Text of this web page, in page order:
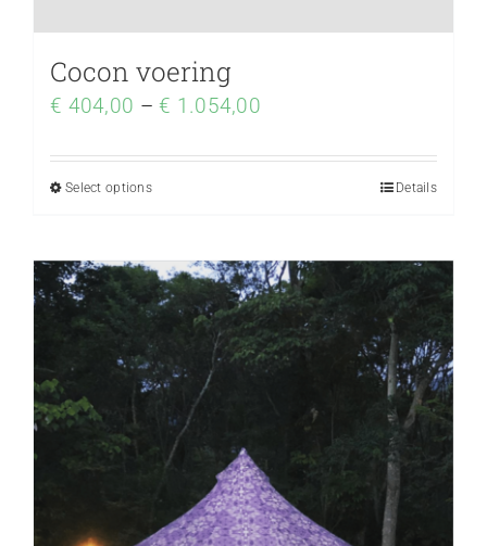
Cocon voering
€ 404,00 –€ 1.054,00
Select options Details